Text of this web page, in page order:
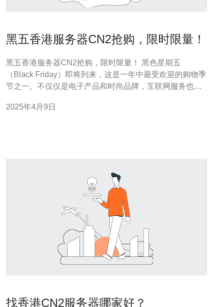
黑五香港服务器CN2抢购，限时限量！
黑五香港服务器CN2抢购，限时限量！ 黑色星期五
（Black Friday）即将到来，这是一年中最受欢迎的购物季
节之一。不仅仅是电子产品和时尚品牌，互联网服务也推
动。这是一个绝佳的机会，为您的网站或应用程序选择高
2025年4月9日
找香港CN2服务器哪家好？